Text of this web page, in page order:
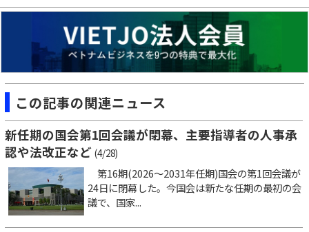
この記事の関連ニュース
新任期の国会第1回会議が閉幕、主要指導者の人事承
認や法改正など (4/28)
第16期(2026～2031年任期)国会の第1回会議が
24日に閉幕した。今国会は新たな任期の最初の会
議で、国家...